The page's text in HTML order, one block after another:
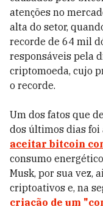
atenções no
alta do setor,
recorde de 64 mil
responsáveis pela
criptomoeda, cujo
o recorde.
Um dos fatos que
dos últimos dias foi
aceitar bitcoin
consumo
Musk, por sua vez,
criptoativos e, na
criação de um